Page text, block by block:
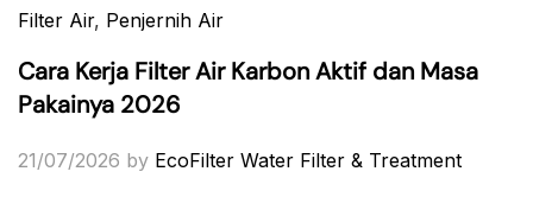
Filter Air, Penjernih Air
Cara Kerja Filter Air Karbon Aktif dan Masa
Pakainya 2026
21/07/2026 by EcoFilter Water Filter & Treatment